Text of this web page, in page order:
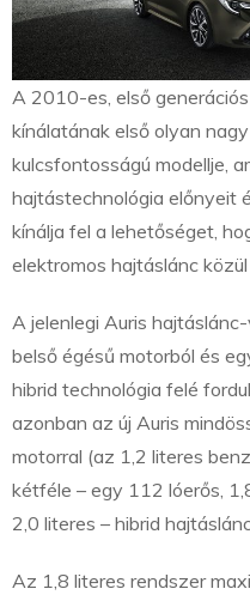
A 2010-es, első generációs
kínálatának első olyan
kulcsfontosságú modellje,
hajtástechnológia előnyeit
kínálja fel a lehetőséget,
elektromos hajtáslánc
A jelenlegi Auris
belső égésű motorból és
hibrid technológia felé
azonban az új Auris
motorral (az 1,2 literes
kétféle – egy 112 lóerős,
2,0 literes – hibrid
Az 1,8 literes rendszer